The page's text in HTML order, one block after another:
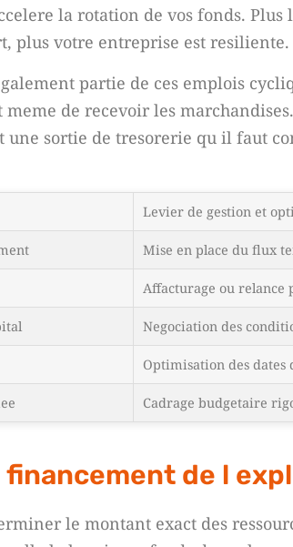
la rotation de vos fonds.
plus votre entreprise est resiliente.
partie de ces emplois
de recevoir les
sortie de tresorerie qu il faut
Levier de gestion et
Mise en place du flux
Affacturage ou relance
Negociation des
Optimisation des dates
Cadrage budgetaire
de l
le montant exact des